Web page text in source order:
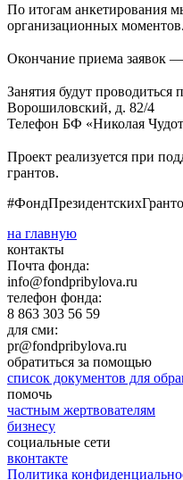
По итогам анкетирования
организационных моментов.
Окончание приема заявок
Занятия будут проводиться
Ворошиловский, д. 82/4
Телефон БФ «Николая
Проект реализуется при
грантов.
на главную
контакты
Почта фонда:
info@fondpribylova.ru
телефон фонда:
8 863 303 56 59
для сми:
pr@fondpribylova.ru
обратиться за помощью
список документов для
помочь
частным жертвователям
бизнесу
социальные сети
вконтакте
Политика